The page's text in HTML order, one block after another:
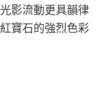
影流動更具韻律
寶石的強烈色彩